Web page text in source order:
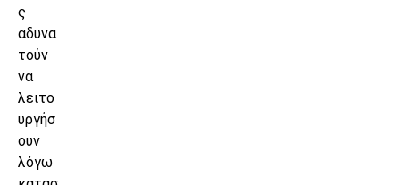
ς
αδυνα
τούν
να
λειτο
υργήσ
ουν
λόγω